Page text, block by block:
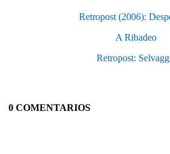
Retropost (2006):
A Ribadeo
Retropost:
0 COMENTARIOS